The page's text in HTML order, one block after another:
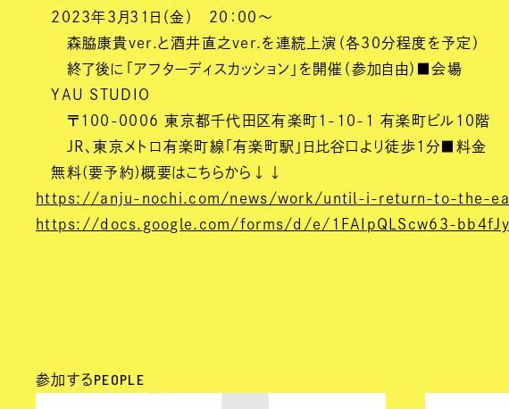
2023年3月31日（金） 20：00～
森脇康貴ver.と酒井直之ver.を連続上演（各30分程度を予定）
終了後に「アフターディスカッション」を開催（参加自由）■会場
YAU STUDIO
〒100-0006 東京都千代田区有楽町1-10-1 有楽町ビル10階
JR、東京メトロ有楽町線「有楽町駅」日比谷口より徒歩1分■料金
無料(要予約)概要はこちらから↓↓
https://anju-nochi.com/news/work/until-i-return-to-the-
https://docs.google.com/forms/d/e/1FAIpQLScw63-
参加するPEOPLE